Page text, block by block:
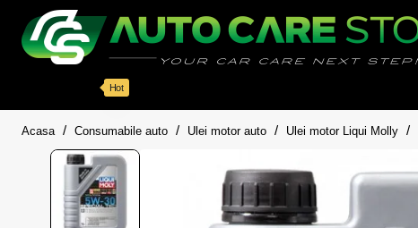
Hot
Acasa homeConsumabile auto Ulei motor auto Ulei motor Liqui Molly